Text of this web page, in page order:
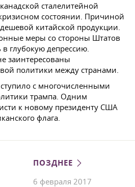
сталелитейной
состоянии. Причиной
китайской продукции.
меры со стороны Штатов
в глубокую депрессию.
заинтересованы
политики между странами.
с многочисленными
трампа. Одним
к новому президенту США
флага.
ПОЗДНЕЕ
6 февраля 2017